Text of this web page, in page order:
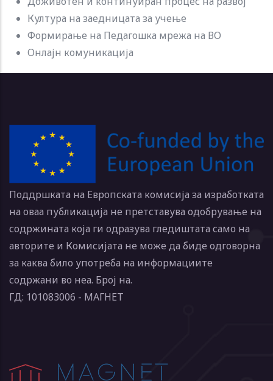
Култура на заедницата за учење
Формирање на Педагошка мрежа на ВО
Онлајн комуникација
Поддршката на Европската комисија за изработката
на оваа публикација не претставува одобрување на
содржината која ги одразува гледиштата само на
авторите и Комисијата не може да биде одговорна
за каква било употреба на информациите
содржани во неа. Број на.
ГД: 101083006 - МАГНЕТ